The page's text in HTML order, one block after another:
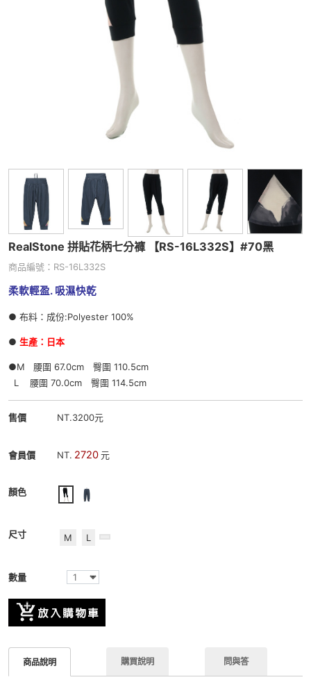
RealStone 拼貼花柄七分褲 【RS-16L332S】 #70黑
商品編號：RS-16L332S
柔軟輕盈. 吸濕快乾
● 布料：成份:Polyester 100%
● 生產：日本
●M 腰圍 67.0cm 臀圍 110.5cm
L 腰圍 70.0cm 臀圍 114.5cm
售價 NT.3200元
會員價 NT. 2720元
顏色
尺寸 M L
數量
商品說明 購買說明 問與答